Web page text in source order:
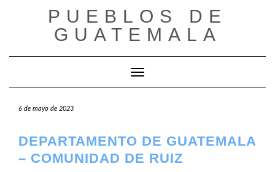
PUEBLOS DE
GUATEMALA
Cambiar modo de navegación
6 de mayo de 2023
DEPARTAMENTO DE GUATEMALA
– COMUNIDAD DE RUIZ